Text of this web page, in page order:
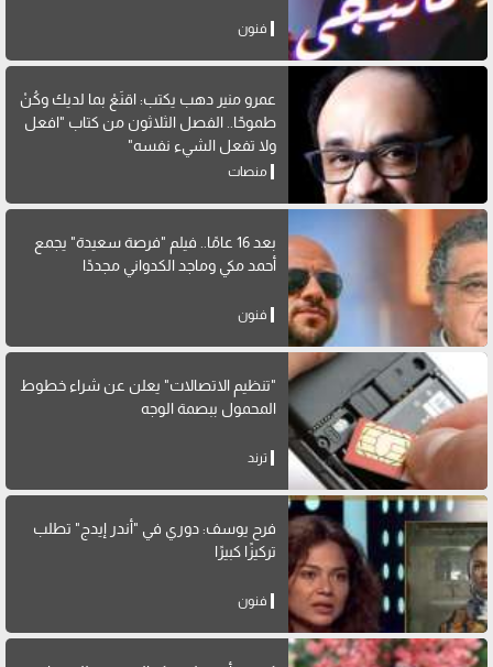
فنون
عمرو منير دهب يكتب: اقنَعْ بما لديك وكُنْ
طموحًا.. الفصل الثلاثون من كتاب "افعل
ولا تفعل الشيء نفسه"
منصات
بعد 16 عامًا.. فيلم "فرصة سعيدة" يجمع
أحمد مكي وماجد الكدواني مجددًا
فنون
"تنظيم الاتصالات" يعلن عن شراء خطوط
المحمول ببصمة الوجه
ترند
فرح يوسف: دوري في "أندر إيدج" تطلب
تركيزًا كبيرًا
فنون